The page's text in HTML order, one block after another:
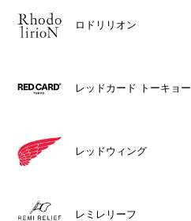
ロドリリオン
レッドカード トーキョー
レッドウィング
レミレリーフ